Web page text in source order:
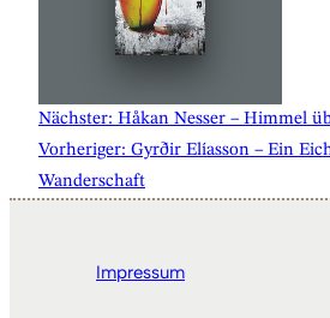
Nächster: Håkan Nesser – Himmel
Vorheriger: Gyrðir Elíasson – Ein
Wanderschaft
Impressum